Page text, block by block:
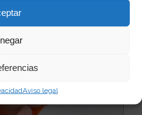
Aviso legal